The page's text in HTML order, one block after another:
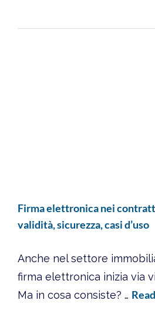
Firma elettronica nei
validità, sicurezza, casi d’uso
Anche nel settore
firma elettronica inizia via
Ma in cosa consiste? …